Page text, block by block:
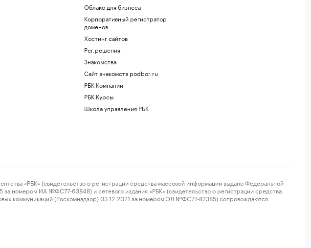
Облако для бизнеса
Корпоративный регистратор
доменов
Хостинг сайтов
Рег.решения
Знакомства
Сайт знакомств podbor.ru
РБК Компании
РБК Курсы
Школа управления РБК
«РБК» (свидетельство о регистрации средства массовой информации выдано Федеральной
номером ИА №ФС77-63848) и сетевого издания «РБК» (свидетельство о регистрации средства
коммуникаций (Роскомнадзор) 03.12.2021 за номером ЭЛ №ФС77-82385) сопровождаются